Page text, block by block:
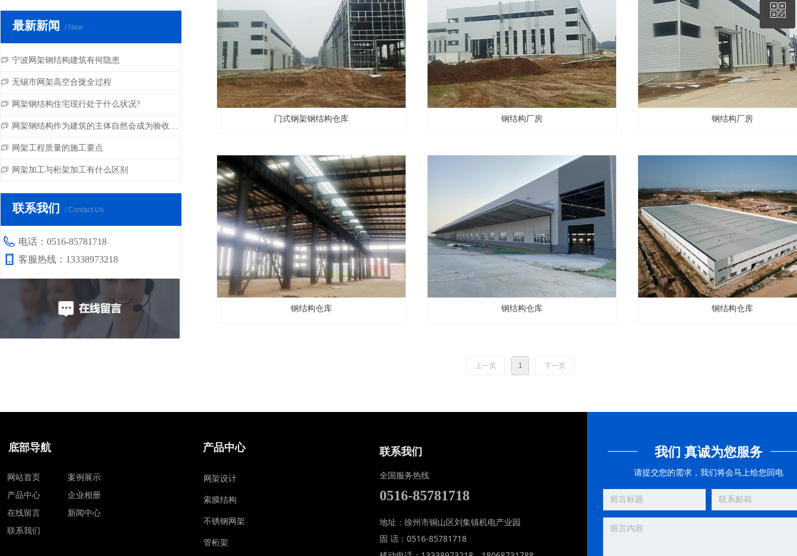
最新新闻 / New
ꀃ 宁波网架钢结构建筑有何隐患
ꀃ 无锡市网架高空合拢全过程
ꀃ 网架钢结构住宅现行处于什么状况?
ꀃ 网架钢结构作为建筑的主体自然会成为验收的重点
ꀃ 网架工程质量的施工要点
ꀃ 网架加工与桁架加工有什么区别
联系我们 / Contact Us
电话： 0516-85781718
客服热线： 13338973218
门式钢架钢结构仓库 钢结构厂房 钢结构厂房
钢结构仓库 钢结构仓库 钢结构仓库
上一页 1 下一页
我们 真诚为您服务
请提交您的需求，我们将会马上给您回电
底部导航
网站首页
产品中心
在线留言
联系我们
案例展示
企业相册
新闻中心
产品中心
网架设计
索膜结构
不锈钢网架
管桁架
联系我们
全国服务热线
0516-85781718
地址：徐州市铜山区刘集镇机电产业园
固 话：0516-85781718
13338973218
ꀥ
微信二维码